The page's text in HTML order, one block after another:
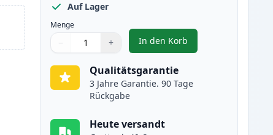
Auf Lager
Menge
Menge
Verwenden Sie die Tasten, um anzupassen
− +
Menge 1
In den Korb
, Canon PGI-2500XLC
Qualitätsgarantie
3 Jahre Garantie. 90 Tage
Rückgabe
Heute versandt